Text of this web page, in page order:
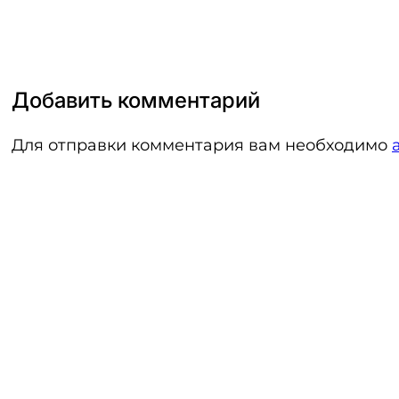
Добавить комментарий
Для отправки комментария вам необходимо